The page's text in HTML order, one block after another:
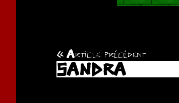
Navigation
de
Article précédent
SANDRA